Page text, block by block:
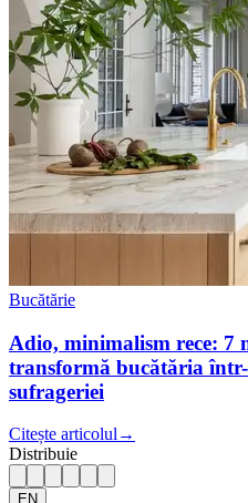
Bucătărie
Adio, minimalism rece: 7
transformă bucătăria într-
sufrageriei
Citește articolul →
Distribuie
EN